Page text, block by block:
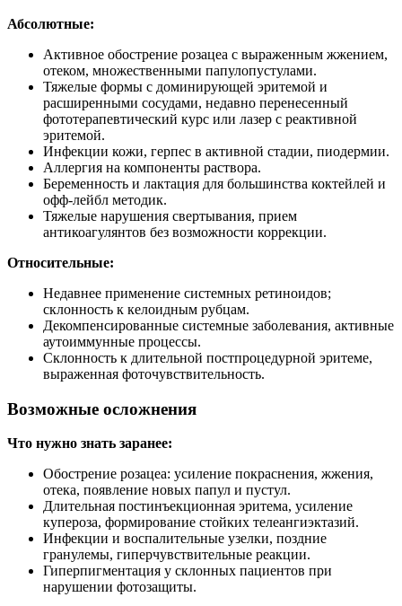
Абсолютные:
Активное обострение розацеа с выраженным жжением,
отеком, множественными папулопустулами.
Тяжелые формы с доминирующей эритемой и
расширенными сосудами, недавно перенесенный
фототерапевтический курс или лазер с реактивной
эритемой.
Инфекции кожи, герпес в активной стадии, пиодермии.
Аллергия на компоненты раствора.
Беременность и лактация для большинства коктейлей и
офф‑лейбл методик.
Тяжелые нарушения свертывания, прием
антикоагулянтов без возможности коррекции.
Относительные:
Недавнее применение системных ретиноидов;
склонность к келоидным рубцам.
Декомпенсированные системные заболевания, активные
аутоиммунные процессы.
Склонность к длительной постпроцедурной эритеме,
выраженная фоточувствительность.
Возможные осложнения
Что нужно знать заранее:
Обострение розацеа: усиление покраснения, жжения,
отека, появление новых папул и пустул.
Длительная постинъекционная эритема, усиление
купероза, формирование стойких телеангиэктазий.
Инфекции и воспалительные узелки, поздние
гранулемы, гиперчувствительные реакции.
Гиперпигментация у склонных пациентов при
нарушении фотозащиты.